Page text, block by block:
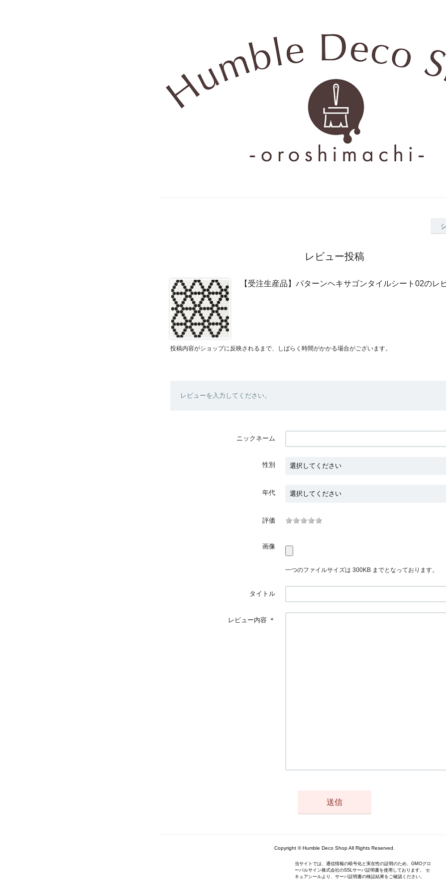
レビュー投稿
【受注生産品】パターンヘキサゴンタイルシート02のレ
投稿内容がショップに反映されるまで、しばらく時間がかかる場合がございます。
レビューを入力してください。
ニックネーム
性別
年代
評価
画像
一つのファイルサイズは 300KB までとなっております。
タイトル
レビュー内容 ＊
Copyright © Humble Deco Shop All Rights Reserved.
当サイトでは、通信情報の暗号化と実在性の証明のため、GMOグロ
ーバルサイン株式会社のSSLサーバ証明書を使用しております。 セ
キュアシールより、サーバ証明書の検証結果をご確認ください。